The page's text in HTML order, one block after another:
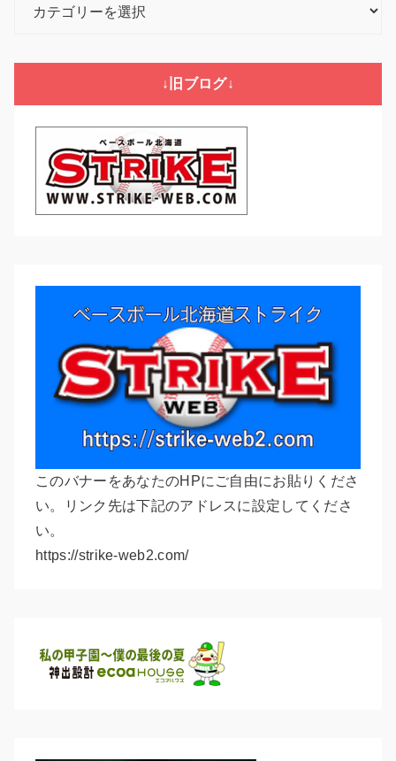
↓旧ブログ↓
このバナーをあなたのHPにご自由にお貼りくださ
い。リンク先は下記のアドレスに設定してくださ
い。
https://strike-web2.com/